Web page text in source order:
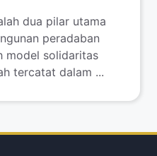
dua pilar utama
peradaban
model solidaritas
tercatat dalam ...